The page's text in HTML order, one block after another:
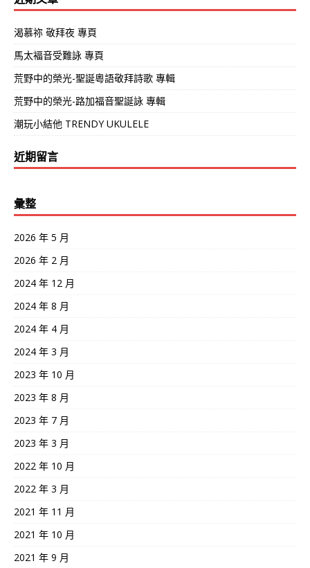
渴慕祢 敬拜夜 專頁
馬太褔音受難詠 專頁
荒野中的榮光-聖誕粵語敬拜詩歌 專輯
荒野中的榮光-路加福音聖誕詠 專輯
潮玩小結他 TRENDY UKULELE
近期留言
彙整
2026 年 5 月
2026 年 2 月
2024 年 12 月
2024 年 8 月
2024 年 4 月
2024 年 3 月
2023 年 10 月
2023 年 8 月
2023 年 7 月
2023 年 3 月
2022 年 10 月
2022 年 3 月
2021 年 11 月
2021 年 10 月
2021 年 9 月